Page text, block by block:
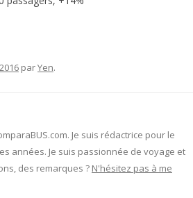
parYen.
Je suis rédactrice pour le
années. Je suis passionnée de voyage et
des remarques ? N'hésitez pas à me